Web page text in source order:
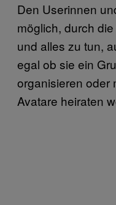
Den Userinnen
möglich, durch
und alles zu tun,
egal ob sie ein
organisieren oder
Avatare heiraten